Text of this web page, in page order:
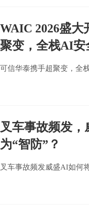
WAIC 2026盛大
聚变，全栈AI安
可信华泰携手超聚变，全
叉车事故频发
为“智防”？
叉车事故频发威盛AI如何